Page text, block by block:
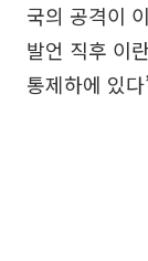
국의 공격이
발언 직후 이
통제하에 있